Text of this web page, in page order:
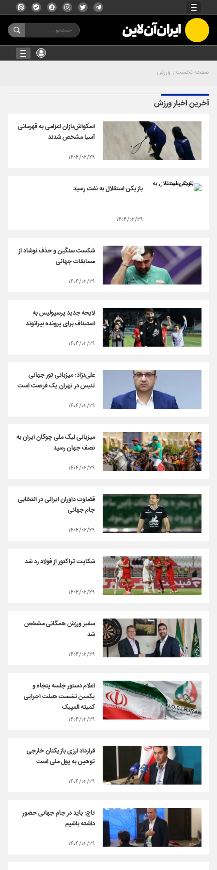
صفحه نخست ورزش
آخرین اخبار ورزش
اسکواش‌بازان اعزامی به قهرمانی
آسیا مشخص شدند
۱۴۰۴/۰۲/۲۹
بازیکن استقلال به نفت رسید
۱۴۰۴/۰۲/۲۹
شکست سنگین و حذف نوشاد از
مسابقات جهانی
۱۴۰۴/۰۲/۲۹
لایحه جدید پرسپولیس به
استیناف برای پرونده بیرانوند
۱۴۰۴/۰۲/۲۹
علی‌نژاد: میزبانی تور جهانی
تنیس در تهران یک فرصت است
۱۴۰۴/۰۲/۲۹
میزبانی لیگ ملی چوگان ایران به
نصف جهان رسید
۱۴۰۴/۰۲/۲۹
قضاوت داوران ایرانی در انتخابی
جام‌ جهانی
۱۴۰۴/۰۲/۲۹
شکایت تراکتور از فولاد رد شد
۱۴۰۴/۰۲/۲۹
سفیر ورزش همگانی مشخص
شد
۱۴۰۴/۰۲/۲۹
اعلام دستور جلسه پنجاه و
یکمین نشست هیئت اجرایی
کمیته المپیک
۱۴۰۴/۰۲/۲۹
قرارداد ارزی بازیکنان خارجی
توهین به پول ملی است
۱۴۰۴/۰۲/۲۹
تاج: باید در جام جهانی حضور
داشته باشیم
۱۴۰۴/۰۲/۲۹